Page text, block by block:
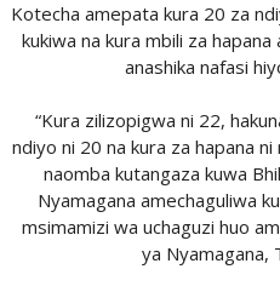
Kotecha amepata kura 20 za
kukiwa na kura mbili za
anashika nafasi
“Kura zilizopigwa ni 22,
ndiyo ni 20 na kura za hapana
naomba kutangaza kuwa
Nyamagana amechaguliwa
msimamizi wa uchaguzi huo
ya Nyamagana,